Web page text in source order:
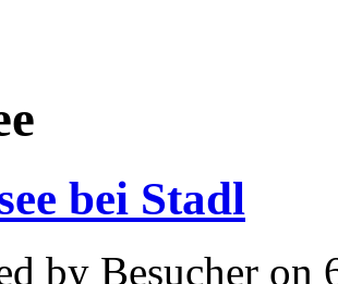
bei Stadl
by Besucher on